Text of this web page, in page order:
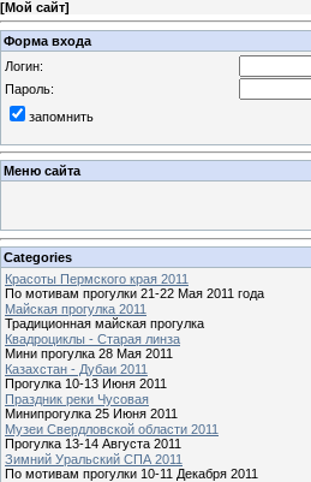
[Мой сайт]
Форма входа
Логин:
Пароль:
запомнить
Меню сайта
Categories
Красоты Пермского края 2011
По мотивам прогулки 21-22 Мая 2011 года
Майская прогулка 2011
Традиционная майская прогулка
Квадроциклы - Старая линза
Мини прогулка 28 Мая 2011
Казахстан - Дубаи 2011
Прогулка 10-13 Июня 2011
Праздник реки Чусовая
Минипрогулка 25 Июня 2011
Музеи Свердловской области 2011
Прогулка 13-14 Августа 2011
Зимний Уральский СПА 2011
По мотивам прогулки 10-11 Декабря 2011